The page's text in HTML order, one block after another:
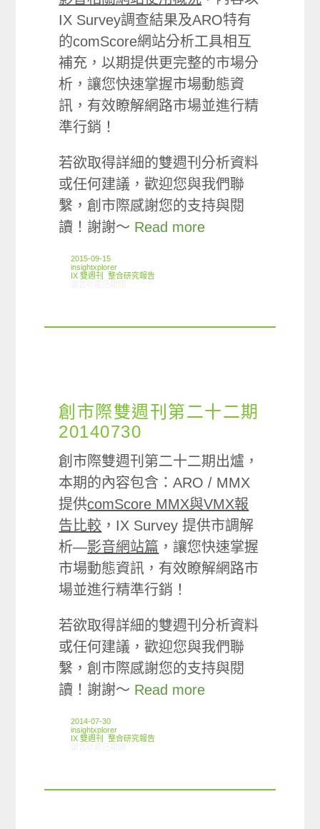
IX Survey調查結果及ARO特有
的comScore網站分析工具相互
補充，以期提供更完整的市場分
析，讓您快速掌握市場動態資
訊，有效瞭解網路市場並進行精
準行銷！
若欲取得詳細的雙週刊分析資料
或任何建議，歡迎您與我們聯
繫，創市際感謝您的支持與閱
讀！謝謝～ Read more
2015-09-15
insightxplorer
IX 雙週刊
,整合研究報告
創市際雙週刊第二十二期
20140730
創市際雙週刊第二十二期出爐，
本期的內容包含：ARO / MMX
提供comScore MMX與VMX報
告比較 ，IX Survey 提供市調解
析—影音網站篇 ，讓您快速掌握
市場動態資訊，有效瞭解網路市
場並進行精準行銷！
若欲取得詳細的雙週刊分析資料
或任何建議，歡迎您與我們聯
繫，創市際感謝您的支持與閱
讀！謝謝～ Read more
2014-07-30
insightxplorer
IX 雙週刊
,整合研究報告